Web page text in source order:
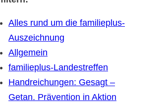
Alles rund um die familieplus-
Auszeichnung
Allgemein
familieplus-Landestreffen
Handreichungen: Gesagt –
Getan. Prävention in Aktion